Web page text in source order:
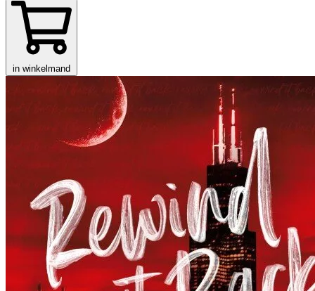
in winkelmand